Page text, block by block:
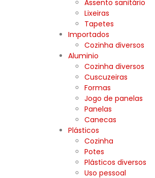
Assento sanitário
Lixeiras
Tapetes
Importados
Cozinha diversos
Aluminio
Cozinha diversos
Cuscuzeiras
Formas
Jogo de panelas
Panelas
Canecas
Plásticos
Cozinha
Potes
Plásticos diversos
Uso pessoal